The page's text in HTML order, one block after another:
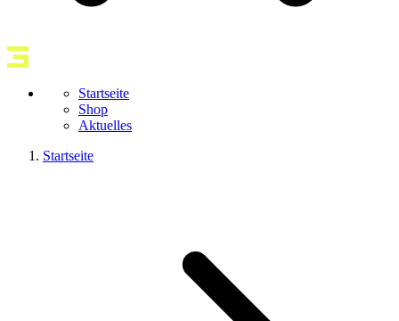
Startseite
Shop
Aktuelles
Startseite